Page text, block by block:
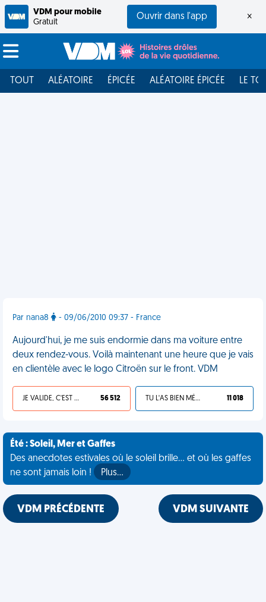
VDM pour mobile
Gratuit
Ouvrir dans l'app ×
TOUT ALÉATOIRE ÉPICÉE ALÉATOIRE ÉPICÉE LE
Par nana8 - 09/06/2010 09:37 - France
Aujourd'hui, je me suis endormie dans ma voiture entre
deux rendez-vous. Voilà maintenant une heure que je vais
en clientèle avec le logo Citroën sur le front. VDM
JE VALIDE, C'EST UNE VDM 56 512 TU L'AS BIEN MÉRITÉ 11 018
Été : Soleil, Mer et Gaffes
Des anecdotes estivales où le soleil brille... et où les gaffes
ne sont jamais loin !
Plus…
VDM PRÉCÉDENTE VDM SUIVANTE